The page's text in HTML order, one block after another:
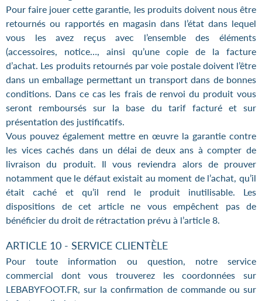
Pour faire jouer cette garantie, les produits doivent nous être
retournés ou rapportés en magasin dans l’état dans lequel
vous les avez reçus avec l’ensemble des éléments
(accessoires, notice…, ainsi qu’une copie de la facture
d’achat. Les produits retournés par voie postale doivent l’être
dans un emballage permettant un transport dans de bonnes
conditions. Dans ce cas les frais de renvoi du produit vous
seront remboursés sur la base du tarif facturé et sur
présentation des justificatifs.
Vous pouvez également mettre en œuvre la garantie contre
les vices cachés dans un délai de deux ans à compter de
livraison du produit. Il vous reviendra alors de prouver
notamment que le défaut existait au moment de l’achat, qu’il
était caché et qu’il rend le produit inutilisable. Les
dispositions de cet article ne vous empêchent pas de
bénéficier du droit de rétractation prévu à l’article 8.
ARTICLE 10 - SERVICE CLIENTÈLE
Pour toute information ou question, notre service
commercial dont vous trouverez les coordonnées sur
LEBABYFOOT.FR, sur la confirmation de commande ou sur